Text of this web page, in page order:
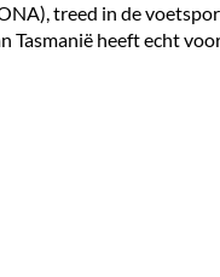
treed in de
Tasmanië heeft echt